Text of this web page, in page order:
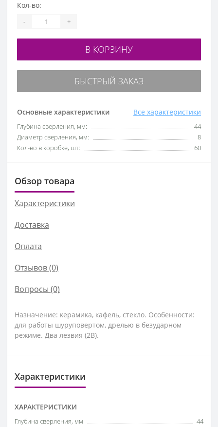
Основные характеристики Все характеристики
Глубина сверления, мм:
44
Диаметр сверления, мм:
8
Кол-во в коробке, шт:
60
Кол-во:
- +
В КОРЗИНУ
БЫСТРЫЙ ЗАКАЗ
Обзор товара
Характеристики
Доставка
Оплата
Отзывов (0)
Вопросы (0)
Назначение: керамика, кафель, стекло. Особенности:
для работы шуруповертом, дрелью в безударном
режиме. Два лезвия (2B).
Характеристики
ХАРАКТЕРИСТИКИ
Глубина сверления, мм
44